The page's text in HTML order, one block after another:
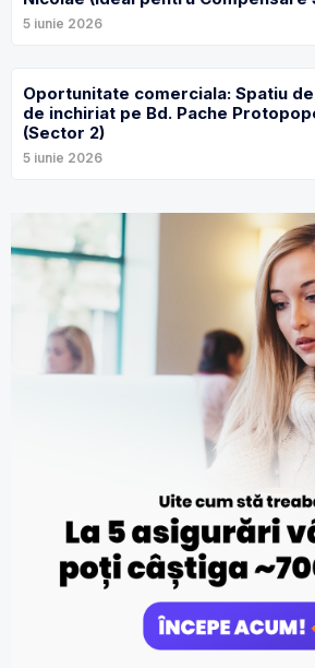
5 iunie 2026
Oportunitate comerciala: Spatiu
de inchiriat pe Bd. Pache
(Sector 2)
5 iunie 2026